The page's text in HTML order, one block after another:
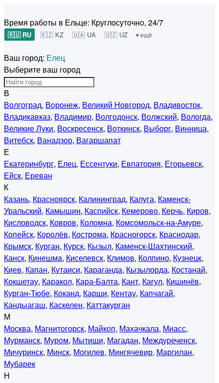
Время работы в Ельце: Круглосуточно, 24/7
🇷🇺 RU 🇰🇿 KZ 🇺🇦 UA 🇺🇿 UZ ▾ ещё
Ваш город: Елец
Выберите ваш город
В
Волгоград, Воронеж, Великий Новгород, Владивосток,
Владикавказ, Владимир, Волгодонск, Волжский, Вологда,
Великие Луки, Воскресенск, Воткинск, Выборг, Винница,
Витебск, Ванадзор, Вагаршапат
Е
Екатеринбург, Елец, Ессентуки, Евпатория, Егорьевск,
Ейск, Ереван
К
Казань, Красноярск, Калининград, Калуга, Каменск-
Уральский, Камышин, Каспийск, Кемерово, Керчь, Киров,
Кисловодск, Ковров, Коломна, Комсомольск-на-Амуре,
Копейск, Королёв, Кострома, Красногорск, Краснодар,
Крымск, Курган, Курск, Кызыл, Каменск-Шахтинский,
Канск, Кинешма, Киселевск, Климов, Колпино, Кузнецк,
Киев, Капан, Кутаиси, Караганда, Кызылорда, Костанай,
Кокшетау, Каракол, Кара-Балта, Кант, Кагул, Кишинёв,
Курган-Тюбе, Коканд, Карши, Кентау, Капчагай,
Кандыагаш, Каскелен, Каттакурган
М
Москва, Магнитогорск, Майкоп, Махачкала, Миасс,
Мурманск, Муром, Мытищи, Магадан, Междуреченск,
Мичуринск, Минск, Могилев, Мингячевир, Маргилан,
Мубарек
Н